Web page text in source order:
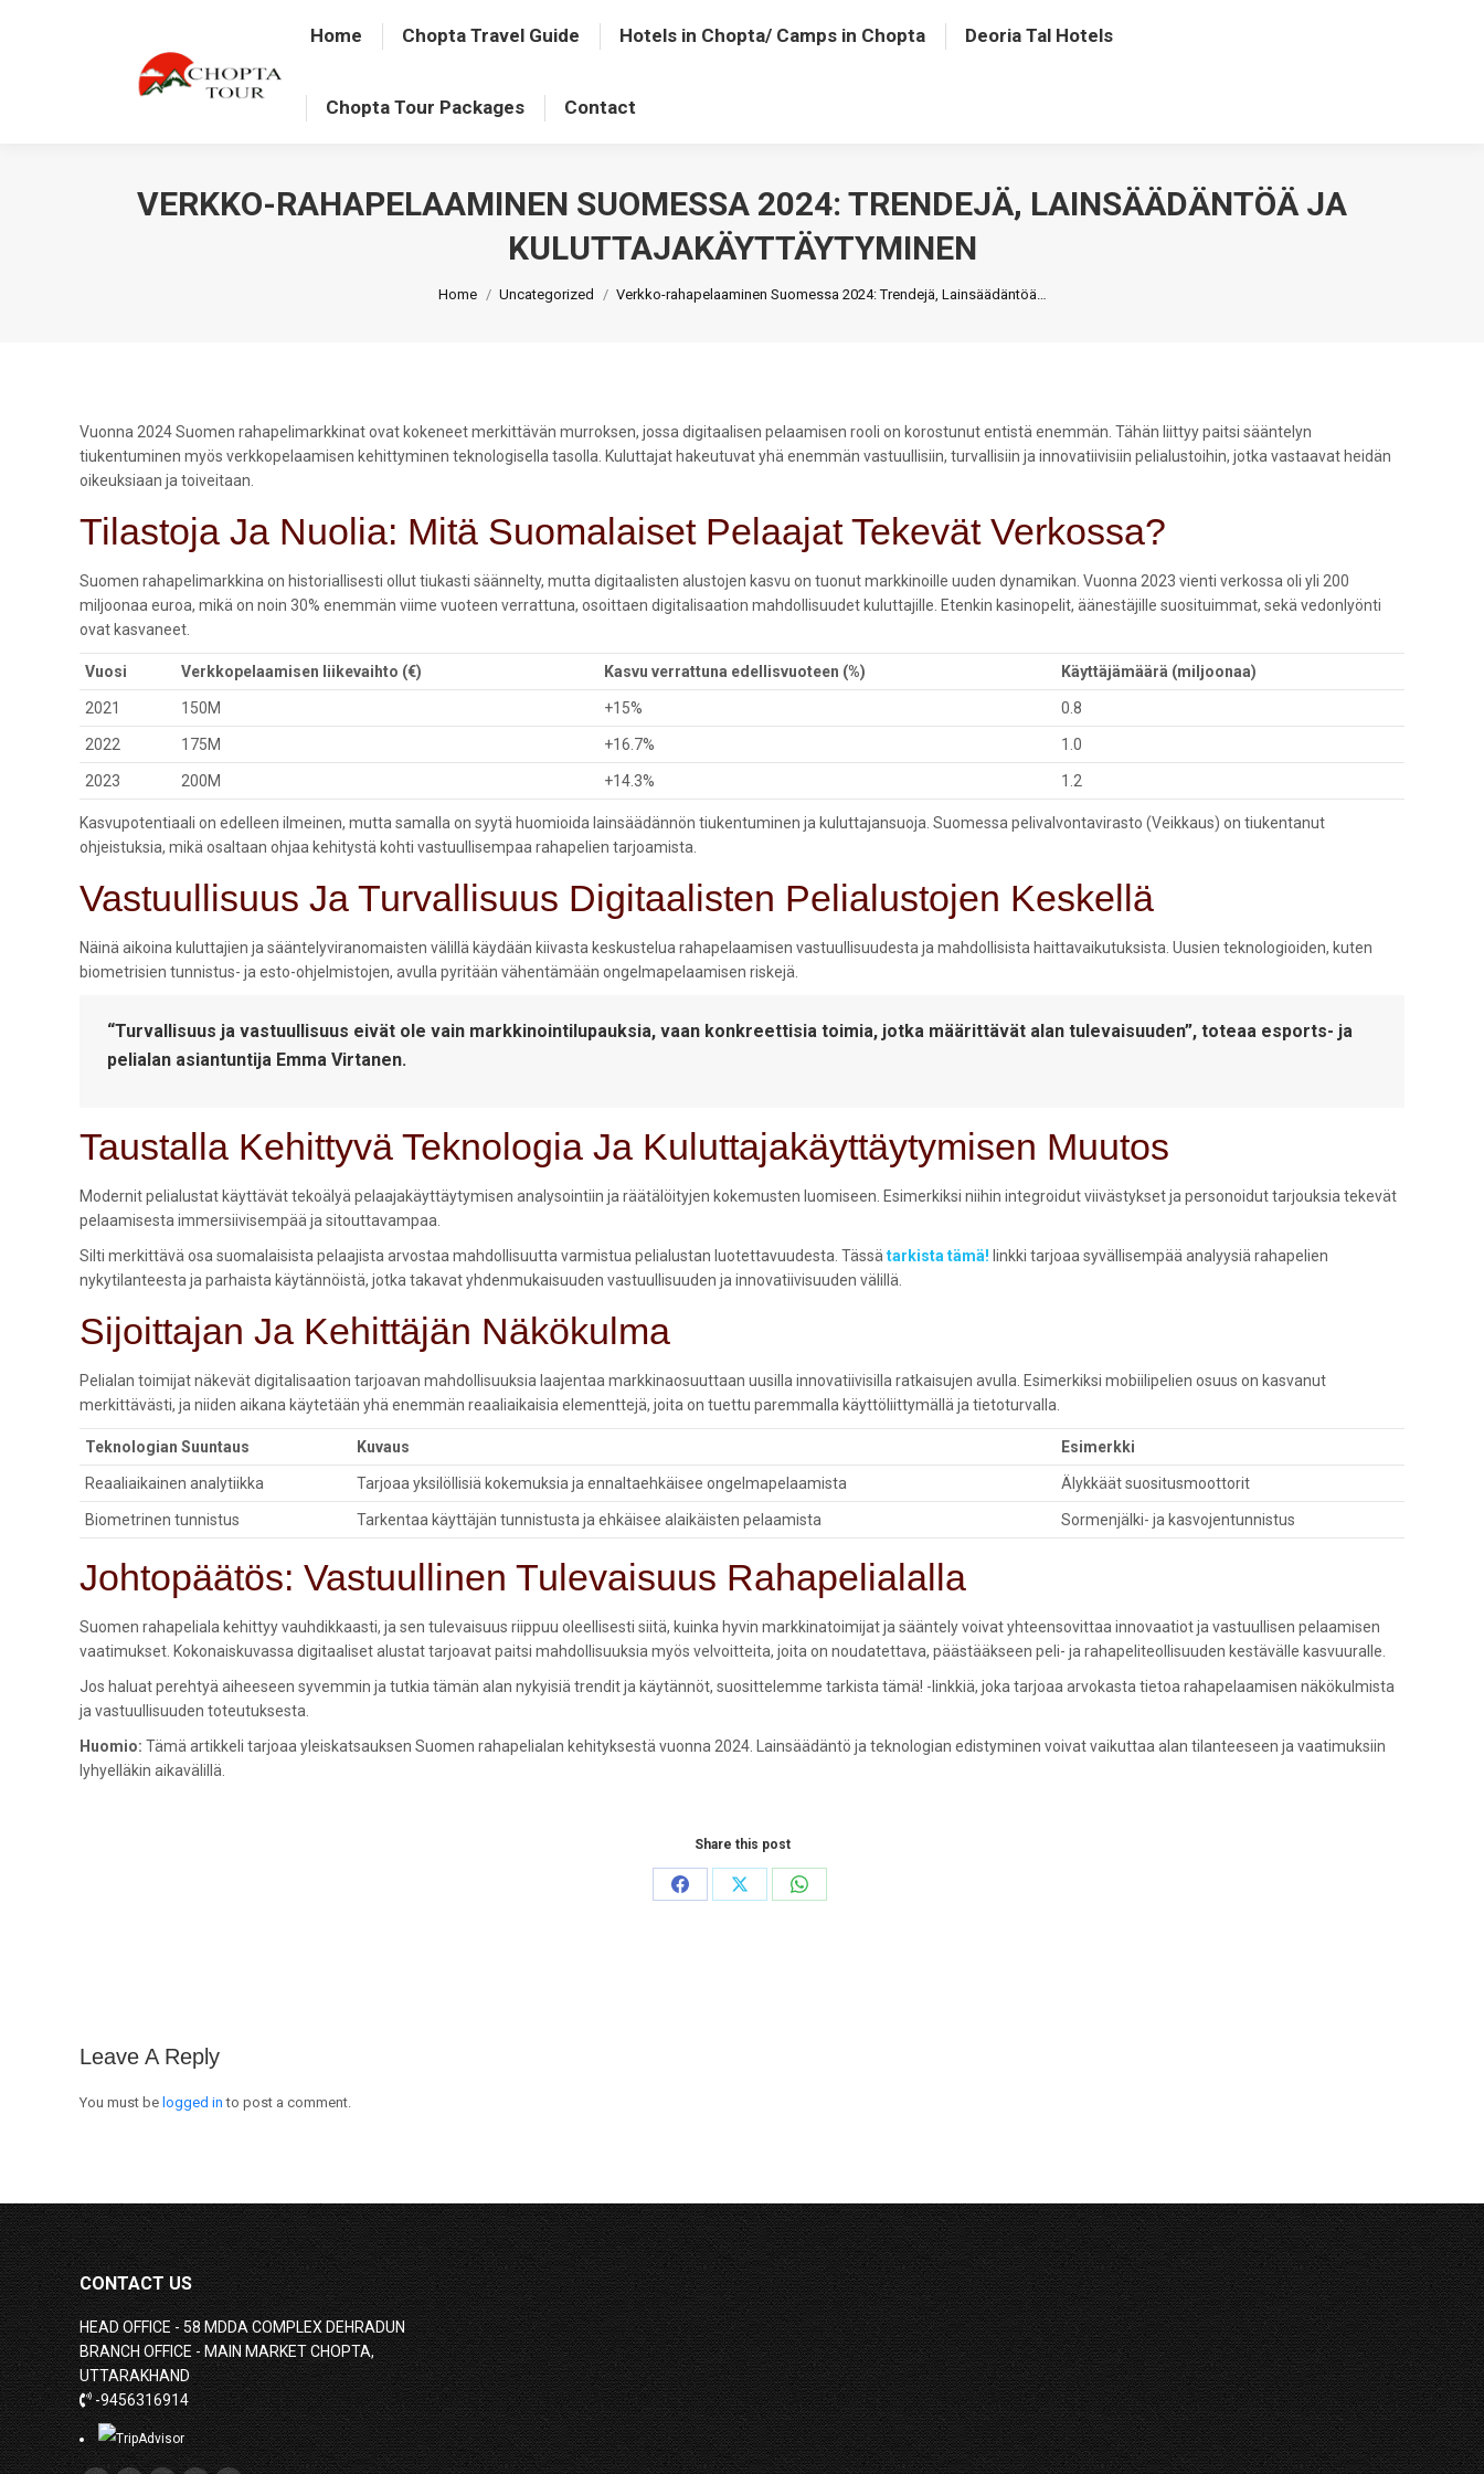
Home Chopta Travel Guide Hotels in Chopta/ Camps in Chopta Deoria Tal Hotels
Chopta Tour Packages Contact
VERKKO-RAHAPELAAMINEN SUOMESSA 2024: TRENDEJÄ, LAINSÄÄDÄNTÖÄ JA
KULUTTAJAKÄYTTÄYTYMINEN
Home Uncategorized Verkko-rahapelaaminen Suomessa 2024: Trendejä, Lainsäädäntöä…
Vuonna 2024 Suomen rahapelimarkkinat ovat kokeneet merkittävän murroksen, jossa digitaalisen pelaamisen rooli on korostunut entistä enemmän. Tähän liittyy paitsi sääntelyn
tiukentuminen myös verkkopelaamisen kehittyminen teknologisella tasolla. Kuluttajat hakeutuvat yhä enemmän vastuullisiin, turvallisiin ja innovatiivisiin pelialustoihin, jotka vastaavat heidän
oikeuksiaan ja toiveitaan.
Tilastoja Ja Nuolia: Mitä Suomalaiset Pelaajat Tekevät Verkossa?
Suomen rahapelimarkkina on historiallisesti ollut tiukasti säännelty, mutta digitaalisten alustojen kasvu on tuonut markkinoille uuden dynamikan. Vuonna 2023 vienti verkossa oli yli 200
miljoonaa euroa, mikä on noin 30% enemmän viime vuoteen verrattuna, osoittaen digitalisaation mahdollisuudet kuluttajille. Etenkin kasinopelit, äänestäjille suosituimmat, sekä vedonlyönti
ovat kasvaneet.
Vuosi Verkkopelaamisen liikevaihto (€) Kasvu verrattuna edellisvuoteen (%) Käyttäjämäärä (miljoonaa)
2021 150M +15% 0.8
2022 175M +16.7% 1.0
2023 200M +14.3% 1.2
Kasvupotentiaali on edelleen ilmeinen, mutta samalla on syytä huomioida lainsäädännön tiukentuminen ja kuluttajansuoja. Suomessa pelivalvontavirasto (Veikkaus) on tiukentanut
ohjeistuksia, mikä osaltaan ohjaa kehitystä kohti vastuullisempaa rahapelien tarjoamista.
Vastuullisuus Ja Turvallisuus Digitaalisten Pelialustojen Keskellä
Näinä aikoina kuluttajien ja sääntelyviranomaisten välillä käydään kiivasta keskustelua rahapelaamisen vastuullisuudesta ja mahdollisista haittavaikutuksista. Uusien teknologioiden, kuten
biometrisien tunnistus- ja esto-ohjelmistojen, avulla pyritään vähentämään ongelmapelaamisen riskejä.
“Turvallisuus ja vastuullisuus eivät ole vain markkinointilupauksia, vaan konkreettisia toimia, jotka määrittävät alan tulevaisuuden”, toteaa esports- ja
pelialan asiantuntija Emma Virtanen.
Taustalla Kehittyvä Teknologia Ja Kuluttajakäyttäytymisen Muutos
Modernit pelialustat käyttävät tekoälyä pelaajakäyttäytymisen analysointiin ja räätälöityjen kokemusten luomiseen. Esimerkiksi niihin integroidut viivästykset ja personoidut tarjouksia tekevät
pelaamisesta immersiivisempää ja sitouttavampaa.
Silti merkittävä osa suomalaisista pelaajista arvostaa mahdollisuutta varmistua pelialustan luotettavuudesta. Tässä tarkista tämä! linkki tarjoaa syvällisempää analyysiä rahapelien
nykytilanteesta ja parhaista käytännöistä, jotka takavat yhdenmukaisuuden vastuullisuuden ja innovatiivisuuden välillä.
Sijoittajan Ja Kehittäjän Näkökulma
Pelialan toimijat näkevät digitalisaation tarjoavan mahdollisuuksia laajentaa markkinaosuuttaan uusilla innovatiivisilla ratkaisujen avulla. Esimerkiksi mobiilipelien osuus on kasvanut
merkittävästi, ja niiden aikana käytetään yhä enemmän reaaliaikaisia elementtejä, joita on tuettu paremmalla käyttöliittymällä ja tietoturvalla.
Teknologian Suuntaus Kuvaus Esimerkki
Reaaliaikainen analytiikka Tarjoaa yksilöllisiä kokemuksia ja ennaltaehkäisee ongelmapelaamista Älykkäät suositusmoottorit
Biometrinen tunnistus Tarkentaa käyttäjän tunnistusta ja ehkäisee alaikäisten pelaamista Sormenjälki- ja kasvojentunnistus
Johtopäätös: Vastuullinen Tulevaisuus Rahapelialalla
Suomen rahapeliala kehittyy vauhdikkaasti, ja sen tulevaisuus riippuu oleellisesti siitä, kuinka hyvin markkinatoimijat ja sääntely voivat yhteensovittaa innovaatiot ja vastuullisen pelaamisen
vaatimukset. Kokonaiskuvassa digitaaliset alustat tarjoavat paitsi mahdollisuuksia myös velvoitteita, joita on noudatettava, päästääkseen peli- ja rahapeliteollisuuden kestävälle kasvuuralle.
Jos haluat perehtyä aiheeseen syvemmin ja tutkia tämän alan nykyisiä trendit ja käytännöt, suosittelemme tarkista tämä! -linkkiä, joka tarjoaa arvokasta tietoa rahapelaamisen näkökulmista
ja vastuullisuuden toteutuksesta.
Huomio: Tämä artikkeli tarjoaa yleiskatsauksen Suomen rahapelialan kehityksestä vuonna 2024. Lainsäädäntö ja teknologian edistyminen voivat vaikuttaa alan tilanteeseen ja vaatimuksiin
lyhyelläkin aikavälillä.
Share this post
Share
Share
Share
Leave A Reply
You must be logged in to post a comment.
CONTACT US
HEAD OFFICE - 58 MDDA COMPLEX DEHRADUN
BRANCH OFFICE - MAIN MARKET CHOPTA,
UTTARAKHAND
-9456316914